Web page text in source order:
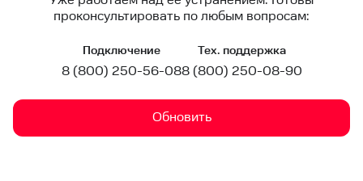
проконсультировать по любым вопросам:
Подключение
8 (800) 250-56-08
Тех. поддержка
8 (800) 250-08-90
Обновить